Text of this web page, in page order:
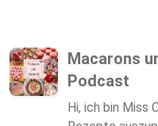
Macarons und
Podcast
Hi, ich bin Miss